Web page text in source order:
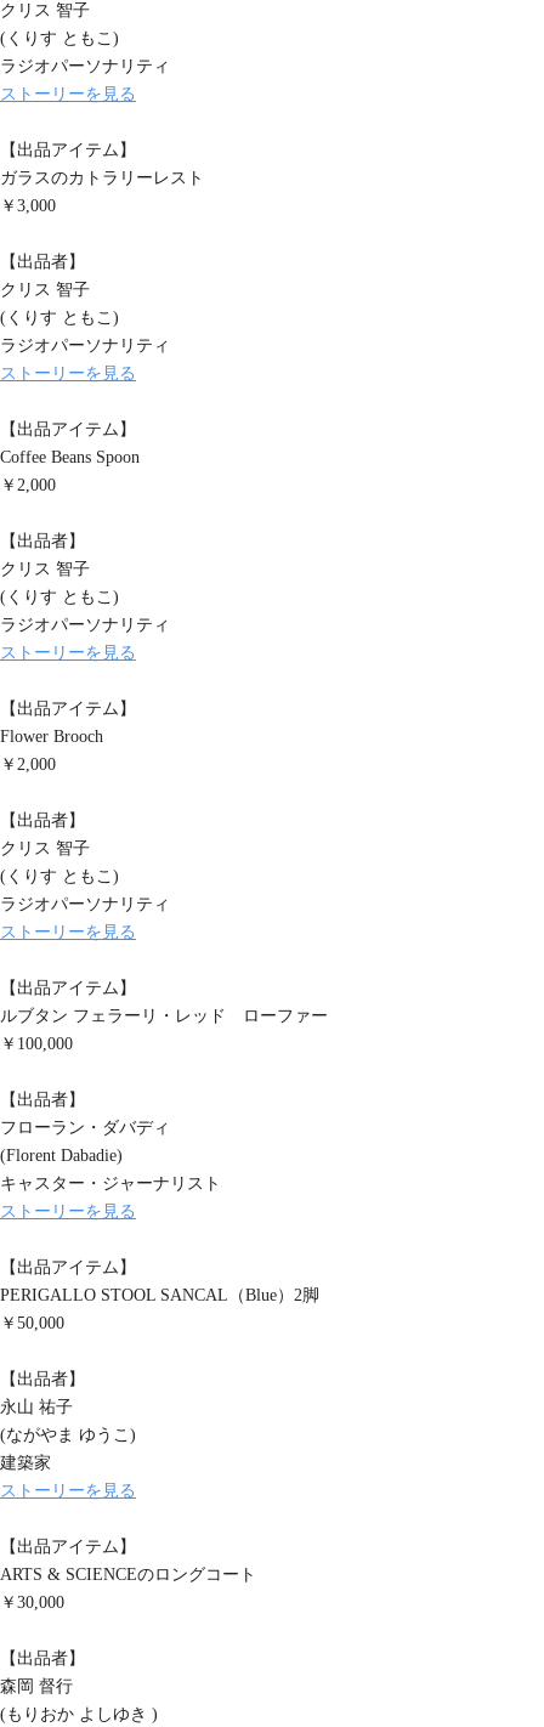
クリス 智子
(くりす ともこ)
ラジオパーソナリティ
ストーリーを見る
【出品アイテム】
ガラスのカトラリーレスト
￥3,000
【出品者】
クリス 智子
(くりす ともこ)
ラジオパーソナリティ
ストーリーを見る
【出品アイテム】
Coffee Beans Spoon
￥2,000
【出品者】
クリス 智子
(くりす ともこ)
ラジオパーソナリティ
ストーリーを見る
【出品アイテム】
Flower Brooch
￥2,000
【出品者】
クリス 智子
(くりす ともこ)
ラジオパーソナリティ
ストーリーを見る
【出品アイテム】
ルブタン フェラーリ・レッド ローファー
￥100,000
【出品者】
フローラン・ダバディ
(Florent Dabadie)
キャスター・ジャーナリスト
ストーリーを見る
【出品アイテム】
PERIGALLO STOOL SANCAL（Blue）2脚
￥50,000
【出品者】
永山 祐子
(ながやま ゆうこ)
建築家
ストーリーを見る
【出品アイテム】
ARTS & SCIENCEのロングコート
￥30,000
【出品者】
森岡 督行
(もりおか よしゆき )